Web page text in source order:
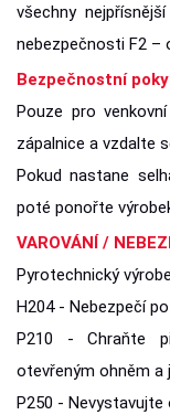
všechny
nebezpečnosti F2 –
Bezpečnostní
Pouze pro
zápalnice a vzdalte
Pokud nastane
poté ponořte
VAROVÁNÍ /
Pyrotechnický
H204 - Nebezpečí
P210 - Chraňte
otevřeným ohněm a
P250 -